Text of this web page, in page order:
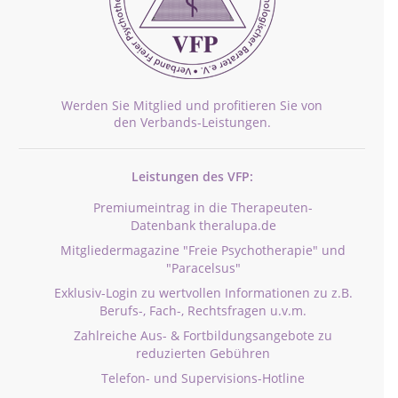
Werden Sie Mitglied und profitieren Sie von
den Verbands-Leistungen.
Leistungen des VFP:
Premiumeintrag in die Therapeuten-
Datenbank theralupa.de
Mitgliedermagazine "Freie Psychotherapie" und
"Paracelsus"
Exklusiv-Login zu wertvollen Informationen zu z.B.
Berufs-, Fach-, Rechtsfragen u.v.m.
Zahlreiche Aus- & Fortbildungsangebote zu
reduzierten Gebühren
Telefon- und Supervisions-Hotline